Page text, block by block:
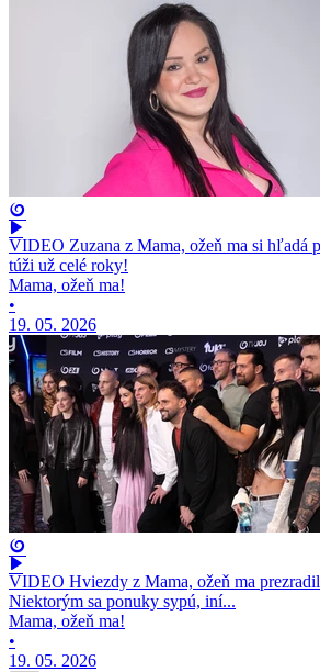
VIDEO Zuzana z Mama, ožeň ma si hľadá
túži už celé roky!
Mama, ožeň ma!
•
19. 05. 2026
VIDEO Hviezdy z Mama, ožeň ma
Niektorým sa ponuky sypú, iní...
Mama, ožeň ma!
•
19. 05. 2026